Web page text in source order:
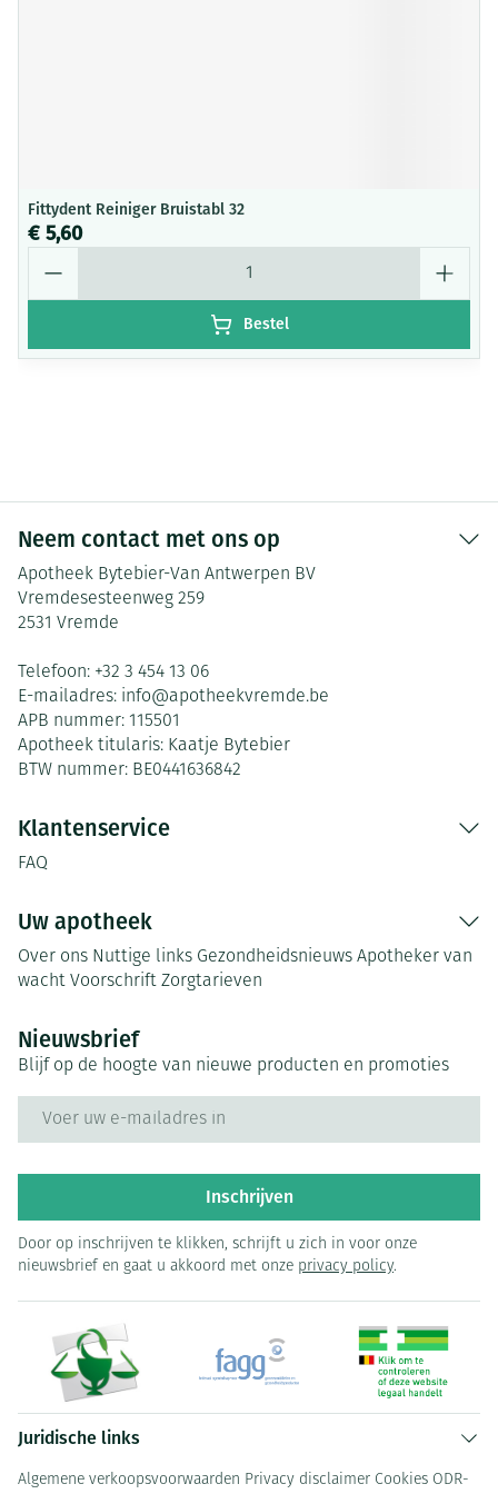
Fittydent Reiniger Bruistabl 32
€ 5,60
Bestel
Neem contact met ons op
Apotheek Bytebier-Van Antwerpen BV
Vremdesesteenweg 259
2531 Vremde
Telefoon: +32 3 454 13 06
E-mailadres: info@apotheekvremde.be
APB nummer: 115501
Apotheek titularis: Kaatje Bytebier
BTW nummer: BE0441636842
Klantenservice
FAQ
Uw apotheek
Over ons Nuttige links Gezondheidsnieuws Apotheker van
wacht Voorschrift Zorgtarieven
Nieuwsbrief
Blijf op de hoogte van nieuwe producten en promoties
Inschrijven
Door op inschrijven te klikken, schrijft u zich in voor onze
nieuwsbrief en gaat u akkoord met onze privacy policy.
Juridische links
Algemene verkoopsvoorwaarden Privacy disclaimer Cookies ODR-